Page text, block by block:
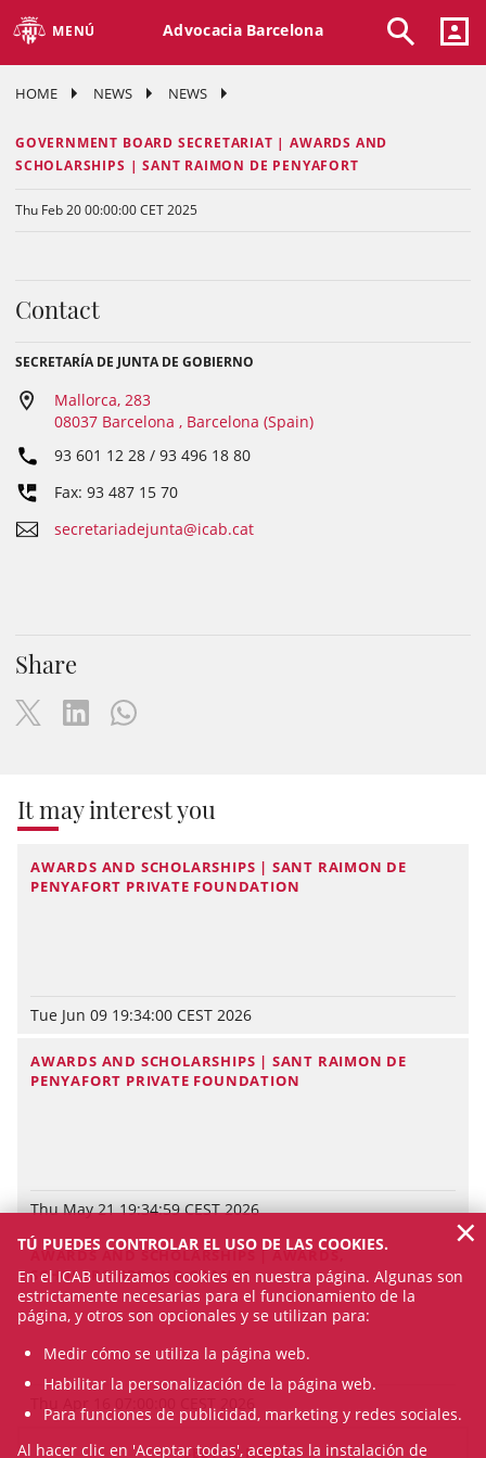
MENÚ Advocacia Barcelona
HOME NEWS NEWS
GOVERNMENT BOARD SECRETARIAT | AWARDS AND
SCHOLARSHIPS | SANT RAIMON DE PENYAFORT
Thu Feb 20 00:00:00 CET 2025
Contact
SECRETARÍA DE JUNTA DE GOBIERNO
Mallorca, 283
08037 Barcelona , Barcelona (Spain)
93 601 12 28 / 93 496 18 80
Fax: 93 487 15 70
secretariadejunta@icab.cat
Share
It may interest you
AWARDS AND SCHOLARSHIPS | SANT RAIMON DE
PENYAFORT PRIVATE FOUNDATION
Tue Jun 09 19:34:00 CEST 2026
AWARDS AND SCHOLARSHIPS | SANT RAIMON DE
PENYAFORT PRIVATE FOUNDATION
Thu May 21 19:34:59 CEST 2026
AWARDS AND SCHOLARSHIPS | AWARDS,
SCHOLARSHIPS AND GRANTS
Thu Apr 16 07:00:00 CEST 2026
SEE ALL NEWS
TÚ PUEDES CONTROLAR EL USO DE LAS COOKIES.
En el ICAB utilizamos cookies en nuestra página. Algunas son
estrictamente necesarias para el funcionamiento de la
página, y otros son opcionales y se utilizan para:
Medir cómo se utiliza la página web.
Habilitar la personalización de la página web.
Para funciones de publicidad, marketing y redes sociales.
Al hacer clic en 'Aceptar todas', aceptas la instalación de
×